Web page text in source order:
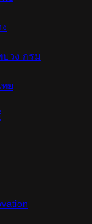
บวง กรม
ย